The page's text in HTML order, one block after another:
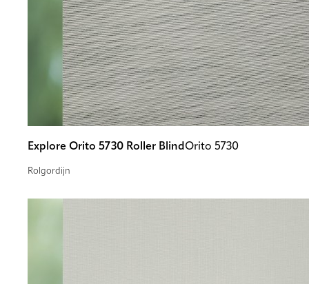
Explore Orito 5730 Roller Blind Orito 5730
Rolgordijn